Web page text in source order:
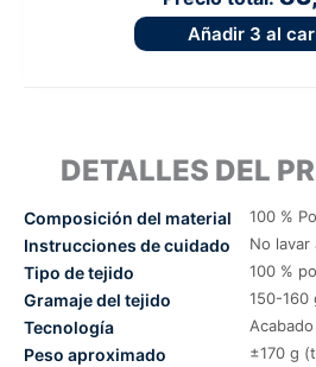
Añadir 3 al
DETALLES DEL
Composición del material 100 %
Instrucciones de cuidado No lavar
Tipo de tejido 100 %
Gramaje del tejido 150-160
Tecnología
Peso aproximado ±170 g